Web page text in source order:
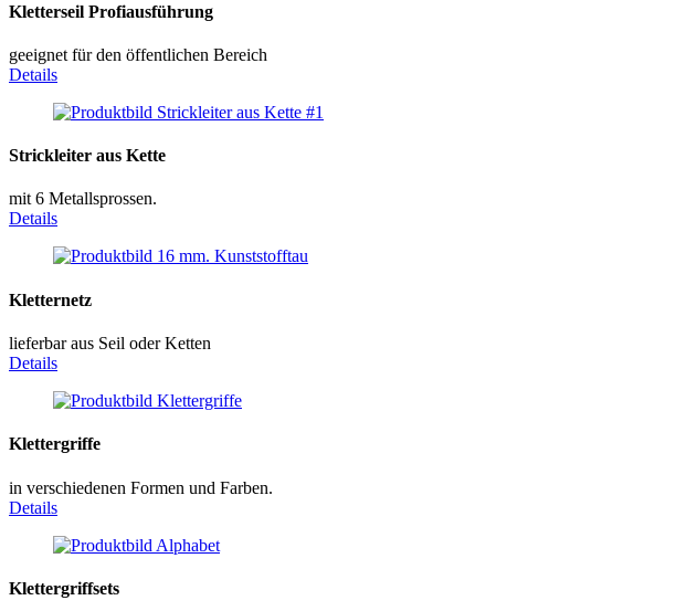
Kletterseil Profiausführung
geeignet für den öffentlichen Bereich
Details
Strickleiter aus Kette
mit 6 Metallsprossen.
Details
Kletternetz
lieferbar aus Seil oder Ketten
Details
Klettergriffe
in verschiedenen Formen und Farben.
Details
Klettergriffsets